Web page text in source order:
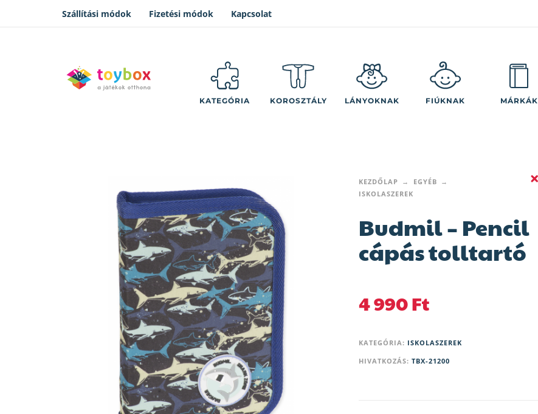
Szállítási módok Fizetési módok Kapcsolat
KATEGÓRIA KOROSZTÁLY LÁNYOKNAK FIÚKNAK MÁRKÁK
KEZDŐLAP
EGYÉB
ISKOLASZEREK
Budmil – Pencil
cápás tolltartó
4 990Ft
KATEGÓRIA: ISKOLASZEREK
HIVATKOZÁS: TBX-21200